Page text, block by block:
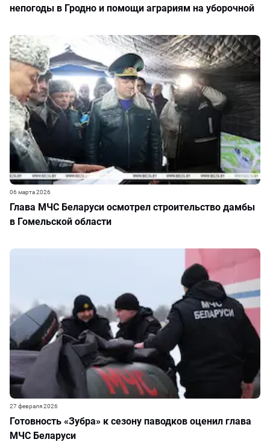
непогоды в Гродно и помощи аграриям на уборочной
Глава МЧС Беларуси осмотрел строительство дамбы
в Гомельской области
06 марта 2026
Готовность «Зубра» к сезону паводков оценил глава
МЧС Беларуси
27 февраля 2026